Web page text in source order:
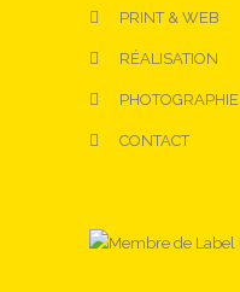
PRINT & WEB
RÉALISATION
PHOTOGRAPHIE
CONTACT